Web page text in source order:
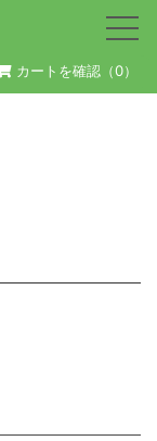
カートを確認（0）